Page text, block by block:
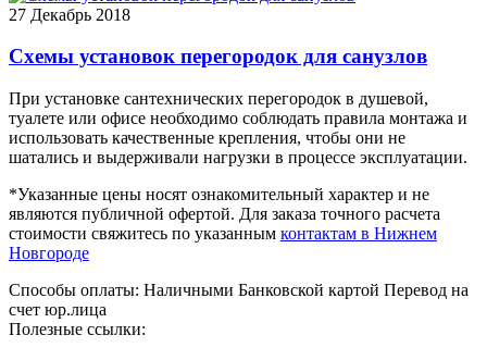
27 Декабрь 2018
Схемы установок перегородок для санузлов
При установке сантехнических перегородок в душевой,
туалете или офисе необходимо соблюдать правила монтажа и
использовать качественные крепления, чтобы они не
шатались и выдерживали нагрузки в процессе эксплуатации.
*Указанные цены носят ознакомительный характер и не
являются публичной офертой. Для заказа точного расчета
стоимости свяжитесь по указанным контактам в Нижнем
Новгороде
Способы оплаты: Наличными Банковской картой Перевод на
счет юр.лица
Полезные ссылки: